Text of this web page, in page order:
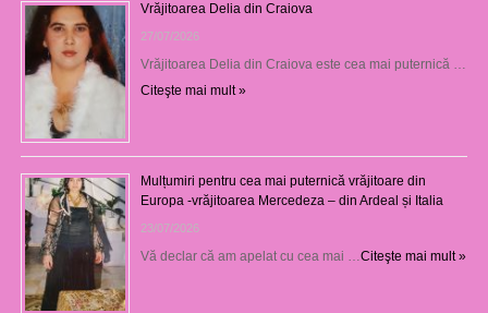
Vrăjitoarea Delia din Craiova
27/07/2026
Vrăjitoarea Delia din Craiova este cea mai puternică …
Citeşte mai mult »
Mulțumiri pentru cea mai puternică vrăjitoare din
Europa -vrăjitoarea Mercedeza – din Ardeal și Italia
23/07/2026
Vă declar că am apelat cu cea mai …Citeşte mai mult »